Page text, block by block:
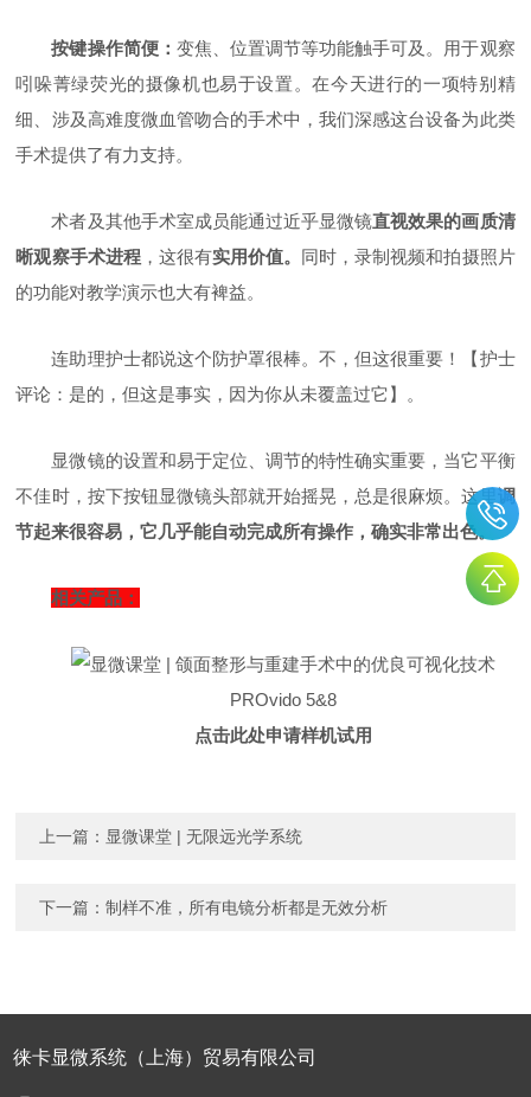
按键操作简便： 变焦、位置调节等功能触手可及。用于观察
吲哚菁绿荧光的摄像机也易于设置。在今天进行的一项特别精
细、涉及高难度微血管吻合的手术中，我们深感这台设备为此类
手术提供了有力支持。
术者及其他手术室成员能通过近乎显微镜直视效果的画质清
晰观察手术进程，这很有实用价值。 同时，录制视频和拍摄照片
的功能对教学演示也大有裨益。
连助理护士都说这个防护罩很棒。不，但这很重要！【护士
评论：是的，但这是事实，因为你从未覆盖过它】。
显微镜的设置和易于定位、调节的特性确实重要，当它平衡
不佳时，按下按钮显微镜头部就开始摇晃，总是很麻烦。这里
调
节起来很容易，它几乎能自动完成所有操作，确实非常出色。"
相关产品：
PROvido 5&8
点击此处申请样机试用
上一篇： 显微课堂 | 无限远光学系统
下一篇：制样不准，所有电镜分析都是无效分析
徕卡显微系统（上海）贸易有限公司